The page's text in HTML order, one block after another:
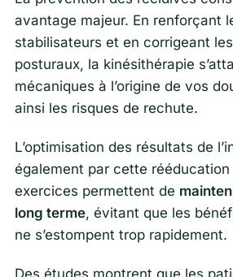
avantage majeur. En renforçant
stabilisateurs et en corrigeant
posturaux, la kinésithérapie
mécaniques à l’origine de vos
ainsi les risques de rechute.
L’optimisation des résultats de
également par cette rééducation
exercices permettent de
long terme, évitant que les
ne s’estompent trop rapidement.
Des études montrent que les